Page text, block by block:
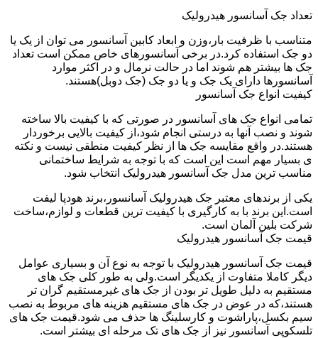
تعداد جک آسانسور هیدرولیک
متناسب با ظرفیت بار،وزن و ابعاد کابین آسانسور می توان از یک یا
دو جک استفاده کرد.در برخی آسانسورهای خاص ممکن است تعداد
جک ها بیشتر هم شوند اما در حالت نرمال و در اکثر موارد
آسانسورها دارای یک جک و یا دو جک (جک دوبل)هستند.
کیفیت انواع جک آسانسور
تمامی انواع جک های آسانسور در صورتی که با کیفیت بالا ساخته
شوند و نصب آنها به درستی انجام شود،از کیفیت بالایی برخوردار
هستند.در واقع مقایسه جک ها از نظر کیفیت منطقی نیست و نکته
ی بسیار مهم است این است که با توجه به شرایط ساختمانی
مناسب ترین مدل جک آسانسور هیدرولیک انتخاب شود.
یکی از برندهای معتبر جک هیدرولیک آسانسور،برند هودپا لیفت
است.این برند با به کارگیری با کیفیت ترین قطعات و لوازم،ساخت
شرکت بلین آلمان است.
قیمت جک آسانسور هیدرولیک
قیمت جک آسانسور هیدرولیک با توجه به نوع آن و بسیاری عوامل
دیگر کاملا متفاوت از یکدیگر است.ولی به طور کلی جک های
مستقیم به دلیل طویل تر بودن از جک های غیرمستقیم گران تر
هستند،که در عوض در جک های مستقیم هزینه های مربوط به نصب
سیم بکسل،پاراشوت و کارسلینگ ها حذف می شود.قیمت جک های
تلسکوپی آسانسور نیز از جک های تک مرحله ای بیشتر است.